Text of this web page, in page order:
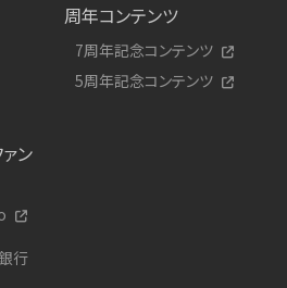
周年コンテンツ
7周年記念コンテンツ
5周年記念コンテンツ
ン
行